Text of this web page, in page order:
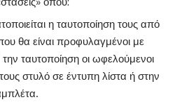
η ταυτοποίηση τους από
θα είναι προφυλαγμένοι με
ταυτοποίηση οι ωφελούμενοι
στυλό σε έντυπη λίστα ή στην